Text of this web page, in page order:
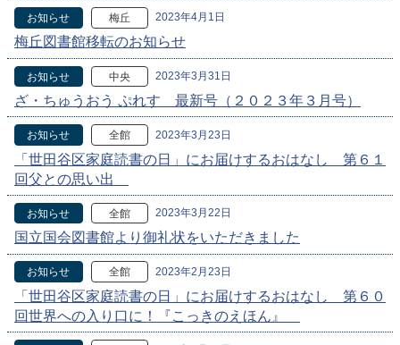
お知らせ 梅丘 2023年4月1日
梅丘図書館移転のお知らせ
お知らせ 中央 2023年3月31日
ざ・ちゅうおう ぷれす 最新号（２０２３年３月号）
お知らせ 全館 2023年3月23日
「世田谷区家庭読書の日」にお届けするおはなし 第６１
回父との思い出
お知らせ 全館 2023年3月22日
国立国会図書館より御礼状をいただきました
お知らせ 全館 2023年2月23日
「世田谷区家庭読書の日」にお届けするおはなし 第６０
回世界への入り口に！『こっきのえほん』